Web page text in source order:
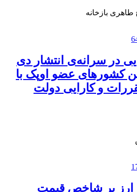
بازخانه
در سرانه‌ی انتشار دی
کشورهای عضو اوپک با
و کارایی دولت
ارز بر شاخص قیمت